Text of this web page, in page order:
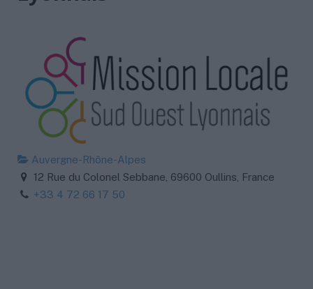
Auvergne-Rhône-Alpes
12 Rue du Colonel Sebbane, 69600 Oullins, France
+33 4 72 66 17 50